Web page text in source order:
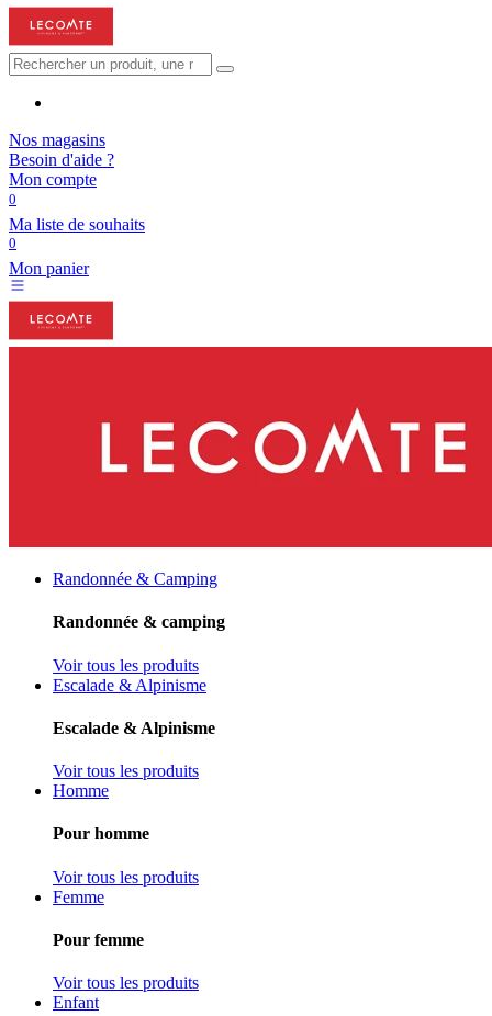
Nos magasins
Besoin d'aide ?
Mon compte
0
Ma liste de souhaits
0
Mon panier
Randonnée & Camping
Randonnée & camping
Voir tous les produits
Escalade & Alpinisme
Escalade & Alpinisme
Voir tous les produits
Homme
Pour homme
Voir tous les produits
Femme
Pour femme
Voir tous les produits
Enfant